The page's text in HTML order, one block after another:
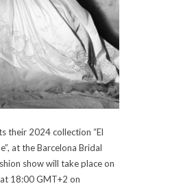
their 2024 collection “El
at the Barcelona Bridal
show will take place on
18:00 GMT+2 on